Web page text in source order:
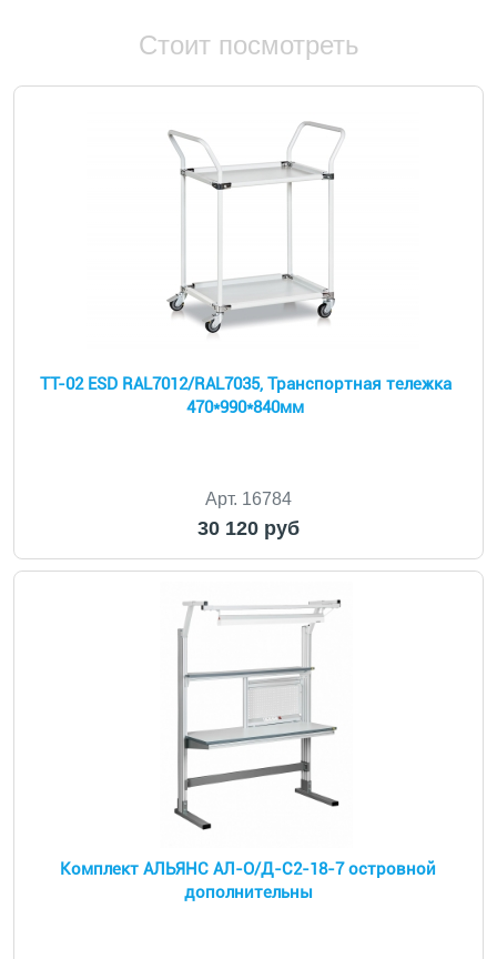
Стоит посмотреть
ТТ-02 ESD RAL7012/RAL7035, Транспортная тележка
470*990*840мм
Арт. 16784
30 120 руб
Комплект АЛЬЯНС АЛ-О/Д-С2-18-7 островной
дополнительны